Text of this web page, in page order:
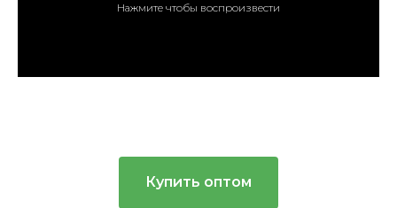
Нажмите чтобы воспроизвести
Купить оптом